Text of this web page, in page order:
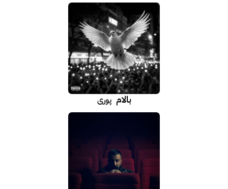
بالام پوری